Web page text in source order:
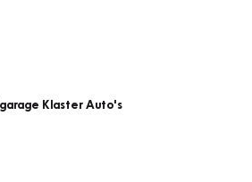
Klaster Auto's